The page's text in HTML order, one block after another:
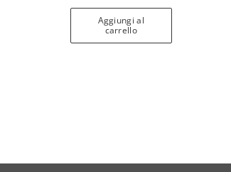
Aggiungi al
carrello